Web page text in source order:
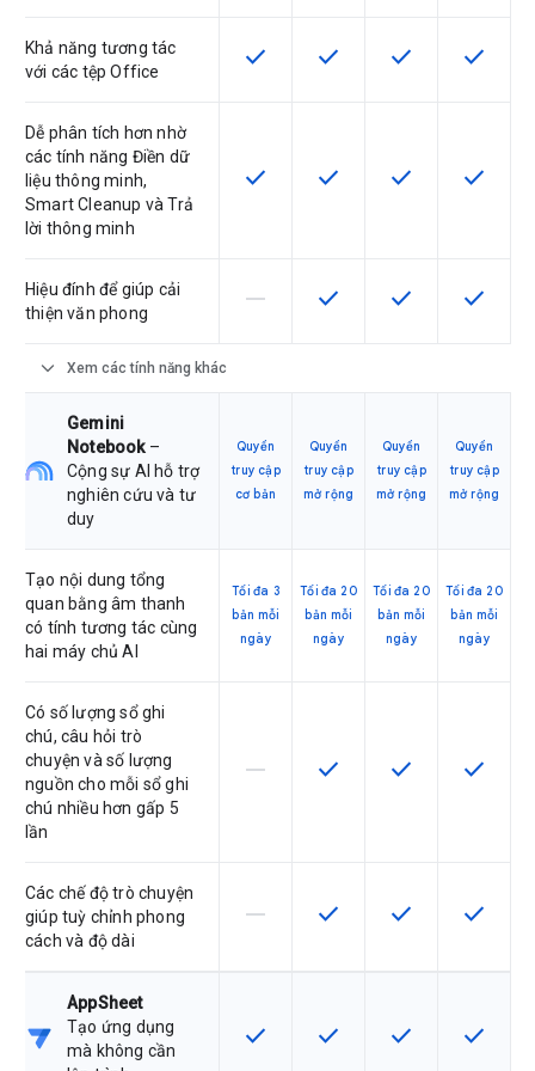
Khả năng tương tác
với các tệp Office
SKU có hỗ trợ tính năng này
check SKU có hỗ trợ tính năng
check SKU có hỗ trợ
check SKU có
check
Dễ phân tích hơn nhờ
các tính năng Điền dữ
liệu thông minh,
Smart Cleanup và Trả
lời thông minh
SKU có hỗ trợ tính năng này
check SKU có hỗ trợ tính năng
check SKU có hỗ trợ
check SKU có
check
Hiệu đính để giúp cải
thiện văn phong
SKU này không hỗ trợ tính năng này
horizontal_rule SKU có hỗ trợ tính năng
check SKU có hỗ trợ
check SKU có
check
expand_more Xem các tính năng khác
Gemini
Notebook–
Cộng sự AI hỗ trợ
nghiên cứu và tư
duy
Quyền
truy cập
cơ bản
Quyền
truy cập
mở rộng
Quyền
truy cập
mở rộng
Quyền
truy cập
mở rộng
Tạo nội dung tổng
quan bằng âm thanh
có tính tương tác cùng
hai máy chủ AI
Tối đa 3
bản mỗi
ngày
Tối đa 20
bản mỗi
ngày
Tối đa 20
bản mỗi
ngày
Tối đa 20
bản mỗi
ngày
Có số lượng sổ ghi
chú, câu hỏi trò
chuyện và số lượng
nguồn cho mỗi sổ ghi
chú nhiều hơn gấp 5
lần
SKU này không hỗ trợ tính năng này
horizontal_rule SKU có hỗ trợ tính năng
check SKU có hỗ trợ
check SKU có
check
Các chế độ trò chuyện
giúp tuỳ chỉnh phong
cách và độ dài
SKU này không hỗ trợ tính năng này
horizontal_rule SKU có hỗ trợ tính năng
check SKU có hỗ trợ
check SKU có
check
AppSheet
Tạo ứng dụng
mà không cần
SKU có hỗ trợ tính năng này
check SKU có hỗ trợ tính năng
check SKU có hỗ trợ
check SKU có
check